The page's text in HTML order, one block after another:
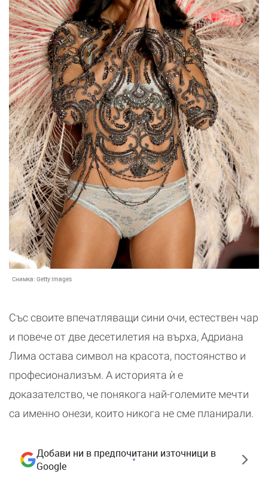
Снимка: Getty Images
Със своите впечатляващи сини очи, естествен чар
и повече от две десетилетия на върха, Адриана
Лима остава символ на красота, постоянство и
професионализъм. А историята ѝ е
доказателство, че понякога най-големите мечти
са именно онези, които никога не сме планирали.
Добави ни в предпочитани източници в
Google